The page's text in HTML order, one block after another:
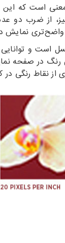
از ضرب دو
واضح‌تری نمایش
است و
رنگ در صفحه
از نقاط رنگی